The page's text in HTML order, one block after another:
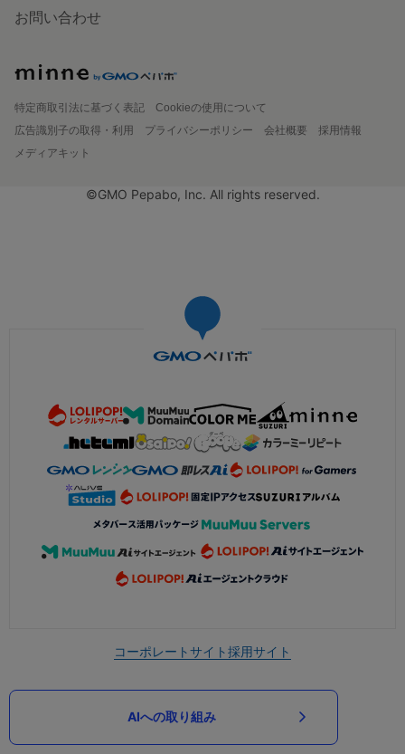
お問い合わせ
特定商取引法に基づく表記
Cookieの使用について
広告識別子の取得・利用
プライバシーポリシー 会社概要
採用情報
メディアキット
©GMO Pepabo, Inc. All rights reserved.
コーポレートサイト採用サイト
AIへの取り組み